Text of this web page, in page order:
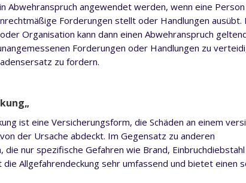
Abwehranspruch angewendet werden, wenn eine
Forderungen stellt oder Handlungen ausübt.
Organisation kann dann einen Abwehranspruch
Forderungen oder Handlungen zu
zu fordern.
„
ist eine Versicherungsform, die Schäden an einem
der Ursache abdeckt. Im Gegensatz zu anderen
die nur spezifische Gefahren wie Brand,
die Allgefahrendeckung sehr umfassend und bietet einen